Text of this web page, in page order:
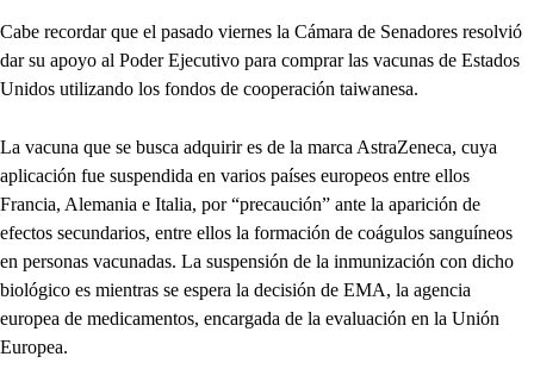
Cabe recordar que el pasado viernes la Cámara de Senadores resolvió
dar su apoyo al Poder Ejecutivo para comprar las vacunas de Estados
Unidos utilizando los fondos de cooperación taiwanesa.
La vacuna que se busca adquirir es de la marca AstraZeneca, cuya
aplicación fue suspendida en varios países europeos entre ellos
Francia, Alemania e Italia, por “precaución” ante la aparición de
efectos secundarios, entre ellos la formación de coágulos sanguíneos
en personas vacunadas. La suspensión de la inmunización con dicho
biológico es mientras se espera la decisión de EMA, la agencia
europea de medicamentos, encargada de la evaluación en la Unión
Europea.